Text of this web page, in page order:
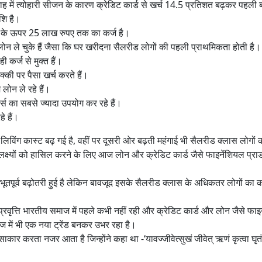
में त्योहारी सीजन के कारण क्रेडिट कार्ड से खर्च 14.5 प्रतिशत बढ़कर पहली
है।
के ऊपर 25 लाख रुपए तक का कर्ज है।
ले चुके हैं जैसा कि घर खरीदना सैलरीड लोगों की पहली प्राथमिकता होती है।
कर्ज से मुक्त हैं।
पर पैसा खर्च करते हैं।
ले रहे हैं।
सबसे ज्यादा उपयोग कर रहे हैं।
हैं।
कास्ट बढ़ गई है, वहीं पर दूसरी ओर बढ़ती महंगाई भी सैलरीड क्लास
को हासिल करने के लिए आज लोन और क्रेडिट कार्ड जैसे फाइनेंशियल
बढ़ोतरी हुई है लेकिन बावजूद इसके सैलरीड क्लास के अधिकतर लोगों का
भारतीय समाज में पहले कभी नहीं रही और क्रेडिट कार्ड और लोन जैसे
में भी एक नया ट्रेंड बनकर उभर रहा है।
करता नजर आता है जिन्होंने कहा था -‘यावज्जीवेत्सुखं जीवेत् ऋणं कृत्वा